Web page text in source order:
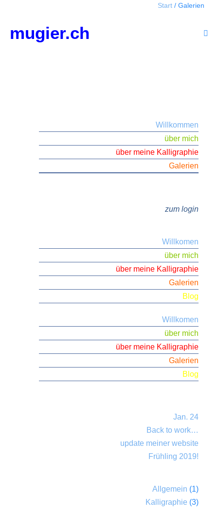
springen
mugier.ch
Start / Galerien
Willkommen
über mich
über meine Kalligraphie
Galerien
zum login
Willkomen
über mich
über meine Kalligraphie
Galerien
Blog
Willkomen
über mich
über meine Kalligraphie
Galerien
Blog
Jan. 24
Back to work…
update meiner website
Frühling 2019!
Allgemein (1)
Kalligraphie (3)